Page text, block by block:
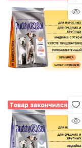
Товар закончился